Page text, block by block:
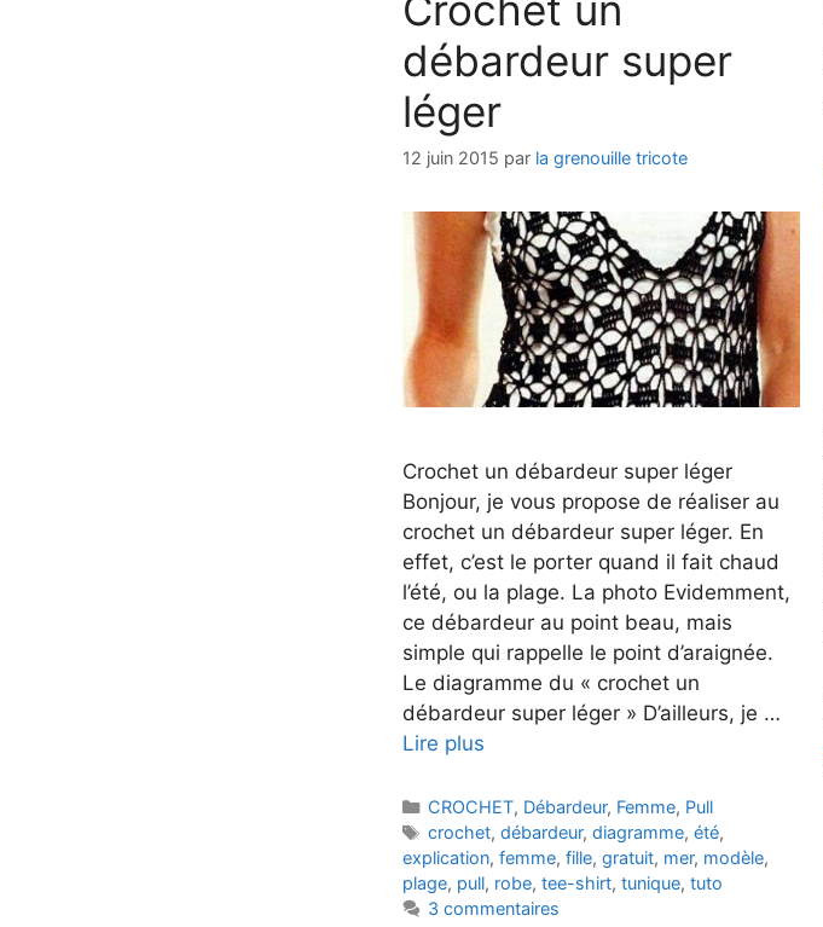
débardeur super
léger
12 juin 2015 par la grenouille tricote
Crochet un débardeur super léger
Bonjour, je vous propose de réaliser au
crochet un débardeur super léger. En
effet, c’est le porter quand il fait chaud
l’été, ou la plage. La photo Evidemment,
ce débardeur au point beau, mais
simple qui rappelle le point d’araignée.
Le diagramme du « crochet un
débardeur super léger » D’ailleurs, je …
Lire plus
Catégories
CROCHET, Débardeur, Femme, Pull
Étiquettes
crochet,débardeur,diagramme,été,
explication, femme, fille, gratuit, mer, modèle,
plage, pull, robe, tee-shirt, tunique, tuto
3 commentaires